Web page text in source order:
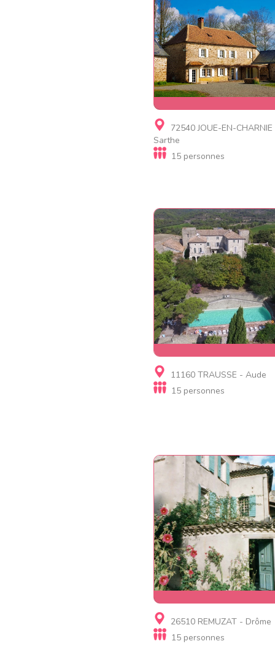
Gite
Le gîte de la Haie d'Assé
72540 JOUE-EN-CHARNIE
Sarthe
15 personnes
Gite
Château de Paulignan 15
personnes
11160 TRAUSSE - Aude
15 personnes
Gite
Gîte de séjour 15 personnes
Les Curebiasses
26510 REMUZAT - Drôme
15 personnes